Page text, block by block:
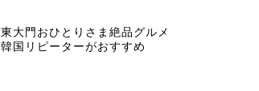
東大門おひとりさま絶品グルメ
韓国リピーターがおすすめ